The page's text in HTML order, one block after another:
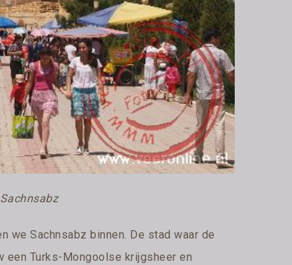
we Sachnsabz binnen. De stad waar de
een Turks-Mongoolse krijgsheer en